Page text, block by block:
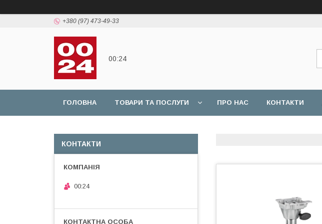
+380 (97) 473-49-33
00:24
ГОЛОВНА ТОВАРИ ТА ПОСЛУГИ ПРО НАС КОНТАКТИ
КОНТАКТИ
00:24